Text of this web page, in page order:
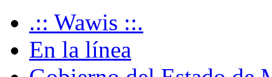
.:: Wawis ::.
En la línea